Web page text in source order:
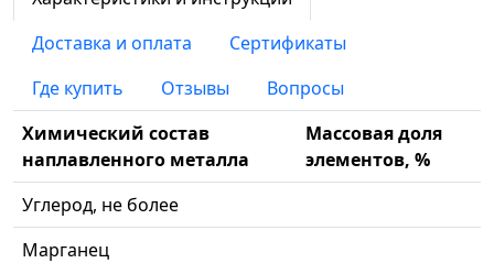
Доставка и оплата
Сертификаты
Где купить
Отзывы
Вопросы
Химический состав
наплавленного металла
Массовая доля
элементов, %
Углерод, не более
Марганец